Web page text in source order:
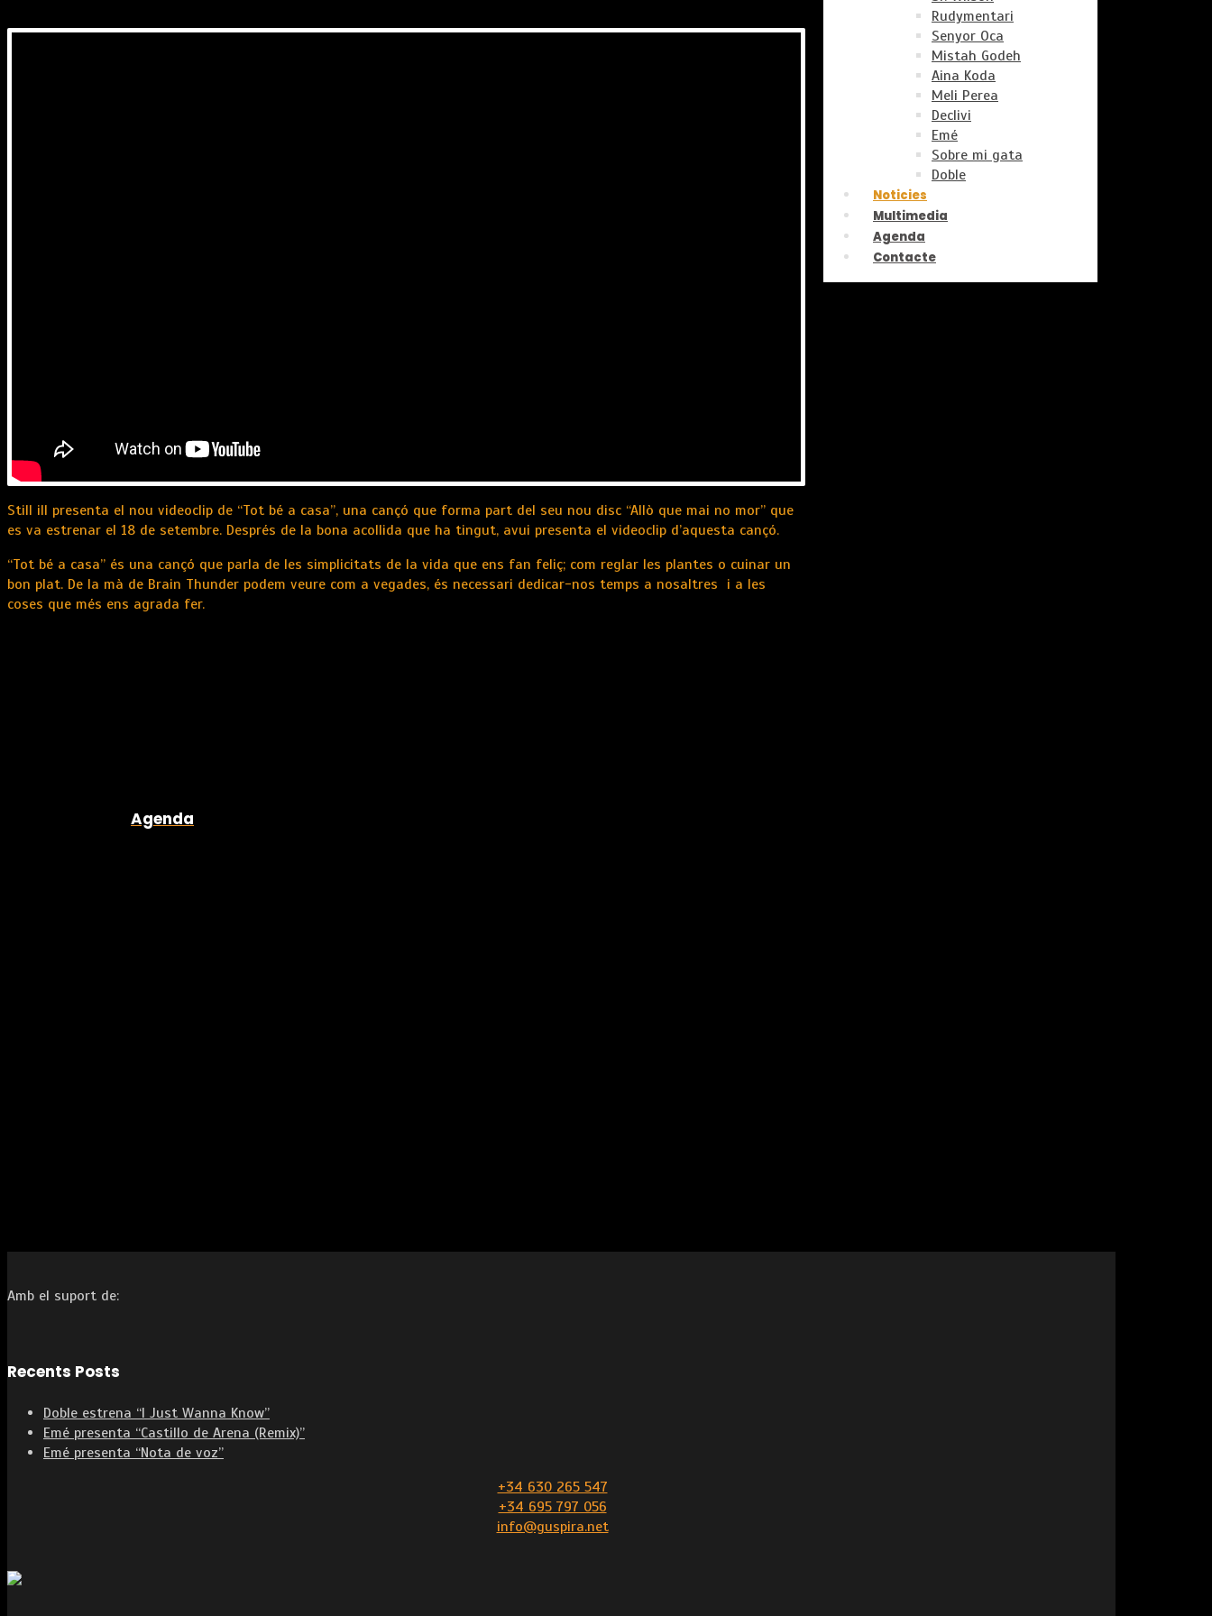
Rudymentari
Senyor Oca
Mistah Godeh
Aina Koda
Meli Perea
Declivi
Emé
Sobre mi gata
Doble
Noticies
Multimedia
Agenda
Contacte
Still ill presenta el nou videoclip de “Tot bé a casa”, una cançó que forma part del seu nou disc “Allò que mai no mor” que
es va estrenar el 18 de setembre. Després de la bona acollida que ha tingut, avui presenta el videoclip d’aquesta cançó.
“Tot bé a casa” és una cançó que parla de les simplicitats de la vida que ens fan feliç; com reglar les plantes o cuinar un
bon plat. De la mà de Brain Thunder podem veure com a vegades, és necessari dedicar-nos temps a nosaltres i a les
coses que més ens agrada fer.
Agenda
Amb el suport de:
Recents Posts
Doble estrena “I Just Wanna Know”
Emé presenta “Castillo de Arena (Remix)”
Emé presenta “Nota de voz”
+34 630 265 547
+34 695 797 056
info@guspira.net